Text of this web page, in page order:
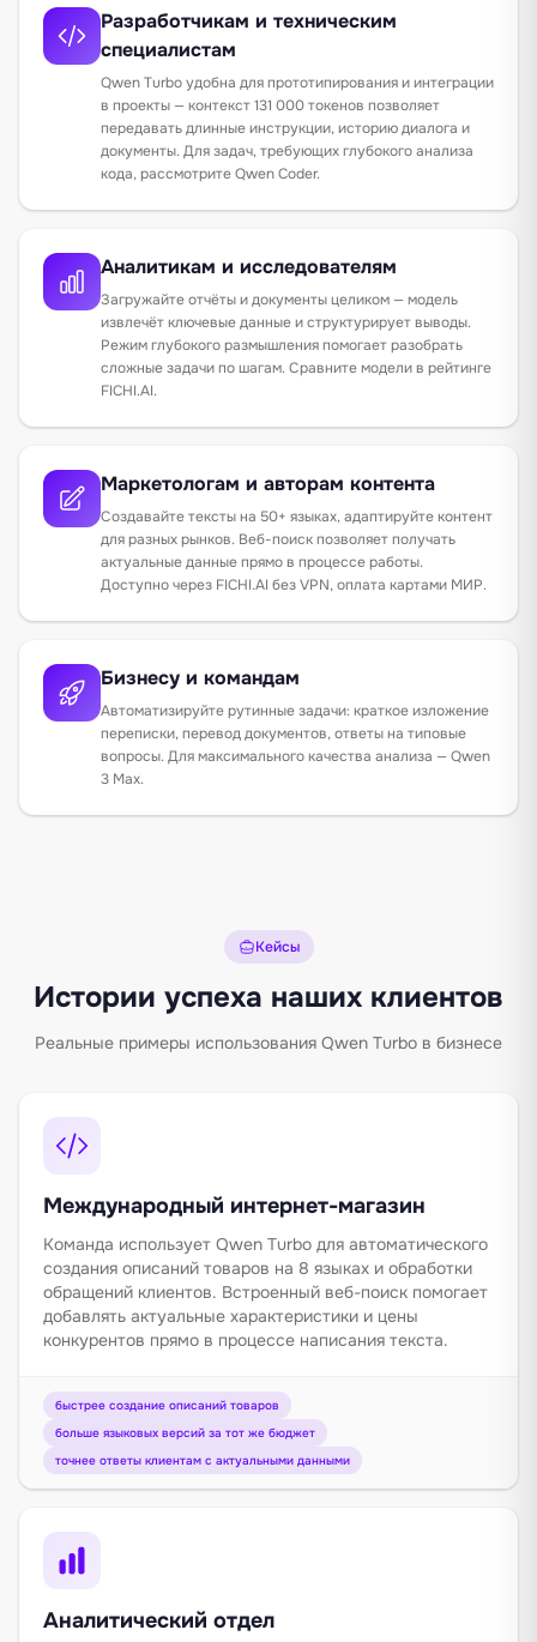
Разработчикам и техническим
специалистам
Qwen Turbo удобна для прототипирования и интеграции
в проекты — контекст 131 000 токенов позволяет
передавать длинные инструкции, историю диалога и
документы. Для задач, требующих глубокого анализа
кода, рассмотритеQwen Coder.
Аналитикам и исследователям
Загружайте отчёты и документы целиком — модель
извлечёт ключевые данные и структурирует выводы.
Режим глубокого размышления помогает разобрать
сложные задачи по шагам. Сравните модели в рейтинге
FICHI.AI.
Маркетологам и авторам контента
Создавайте тексты на 50+ языках, адаптируйте контент
для разных рынков. Веб-поиск позволяет получать
актуальные данные прямо в процессе работы.
Доступно через FICHI.AI без VPN, оплата картами МИР.
Бизнесу и командам
Автоматизируйте рутинные задачи: краткое изложение
переписки, перевод документов, ответы на типовые
вопросы. Для максимального качества анализа —Qwen
3 Max.
Кейсы
Истории успеха наших клиентов
Реальные примеры использования Qwen Turbo в бизнесе
Международный интернет-магазин
Команда использует Qwen Turbo для автоматического
создания описаний товаров на 8 языках и обработки
обращений клиентов. Встроенный веб-поиск помогает
добавлять актуальные характеристики и цены
конкурентов прямо в процессе написания текста.
быстрее создание описаний товаров
больше языковых версий за тот же бюджет
точнее ответы клиентам с актуальными данными
Аналитический отдел